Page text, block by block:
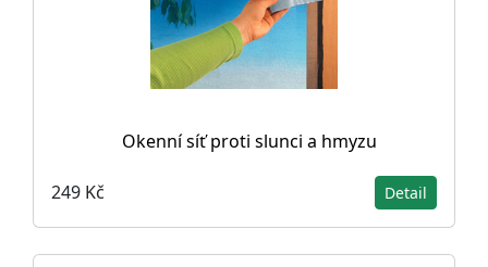
Okenní síť proti slunci a hmyzu
249 Kč Detail